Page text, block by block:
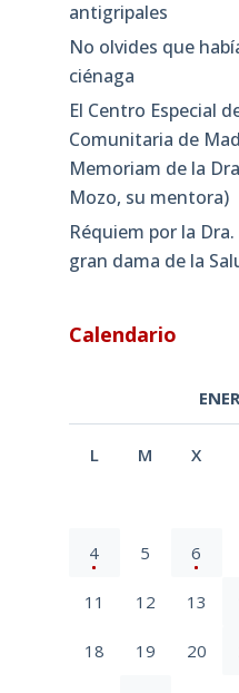
antigripales
No olvides que
ciénaga
El Centro Especial
Comunitaria de
Memoriam de la
Mozo, su mentora)
Réquiem por la
gran dama de la
Calendario
L M X
4 5 6
11 12 13
18 19 20